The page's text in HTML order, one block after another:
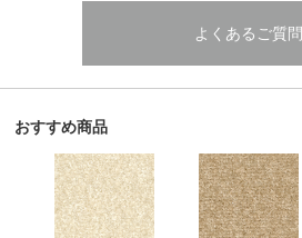
よくあるご質問
おすすめ商品